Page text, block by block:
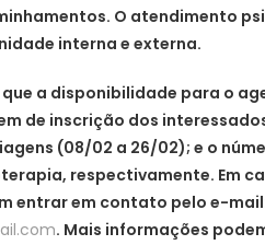
O atendimento
interna e externa.
a disponibilidade para o
de inscrição dos
(08/02 a 26/02); e o
respectivamente. Em
entrar em contato pelo e-
. Mais informações